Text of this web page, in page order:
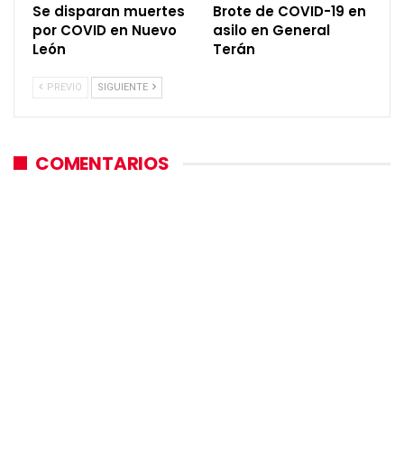
Se disparan muertes
por COVID en Nuevo
León
Brote de COVID-19 en
asilo en General
Terán
PREVIO SIGUIENTE
COMENTARIOS